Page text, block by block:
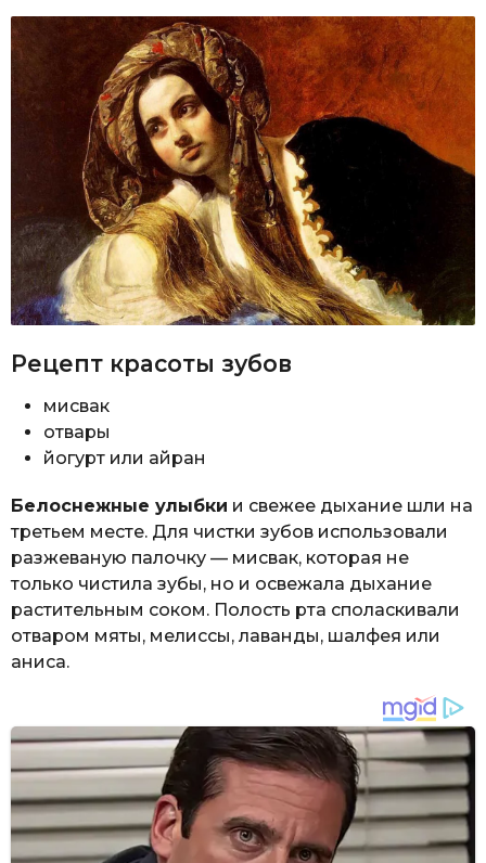
Рецепт красоты зубов
мисвак
отвары
йогурт или айран
Белоснежные улыбки и свежее дыхание шли на
третьем месте. Для чистки зубов использовали
разжеваную палочку — мисвак, которая не
только чистила зубы, но и освежала дыхание
растительным соком. Полость рта споласкивали
отваром мяты, мелиссы, лаванды, шалфея или
аниса.